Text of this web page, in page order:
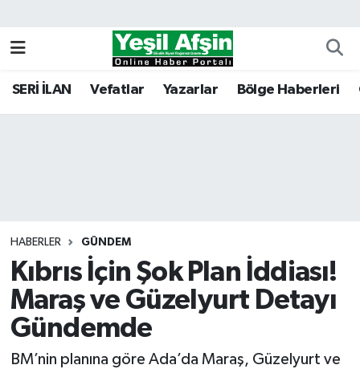
SERİ İLAN Vefatlar Yazarlar Bölge Haberleri
HABERLER GÜNDEM
Kıbrıs İçin Şok Plan İddiası!
Maraş ve Güzelyurt Detayı
Gündemde
BM’nin planına göre Ada’da Maraş, Güzelyurt ve
Kahramanmaraş Nöbetçi Eczaneler
Tüm Manşetler
Son Dakika Haberleri